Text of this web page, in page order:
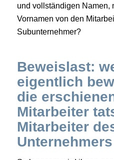
und vollständigen Namen,
Vornamen von den
Subunternehmer?
Beweislast:
eigentlich
die
Mitarbeiter
Mitarbeiter